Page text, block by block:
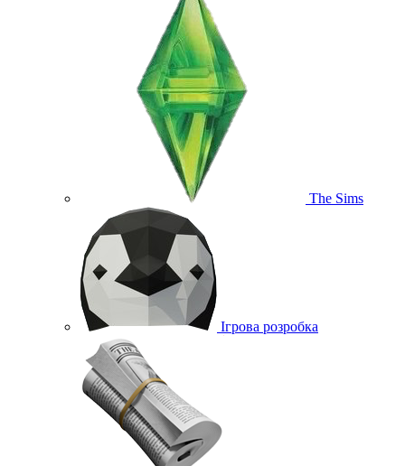
The Sims
Ігрова розробка